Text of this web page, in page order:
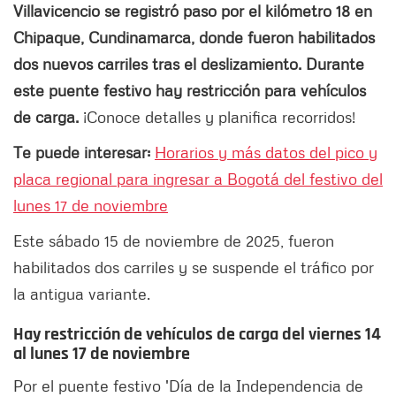
Villavicencio se registró paso por el kilómetro 18 en
Chipaque, Cundinamarca, donde fueron habilitados
dos nuevos carriles tras el deslizamiento. Durante
este puente festivo hay restricción para vehículos
de carga. ¡Conoce detalles y planifica recorridos!
Te puede interesar: Horarios y más datos del pico y
placa regional para ingresar a Bogotá del festivo del
lunes 17 de noviembre
Este sábado 15 de noviembre de 2025, fueron
habilitados dos carriles y se suspende el tráfico por
la antigua variante.
Hay restricción de vehículos de carga del viernes 14
al lunes 17 de noviembre
Por el puente festivo 'Día de la Independencia de